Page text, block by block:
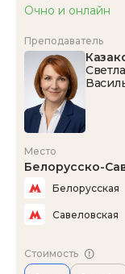
Очно и онлайн
Преподаватель
Место
Белорусско-
Белорусская
Савеловская
Стоимость